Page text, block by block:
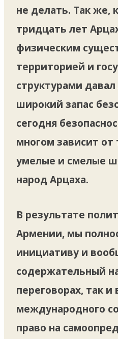
не делать. Так же,
тридцать лет
физическим
территорией и
структурами
широкий запас
сегодня
многом зависит от
умелые и смелые
народ Арцаха.
В результате
Армении, мы
инициативу и
содержательный
переговорах, так и
международного
право на